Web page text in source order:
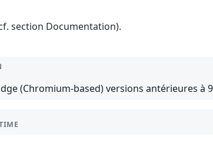
section Documentation).
(Chromium-based) versions antérieures à